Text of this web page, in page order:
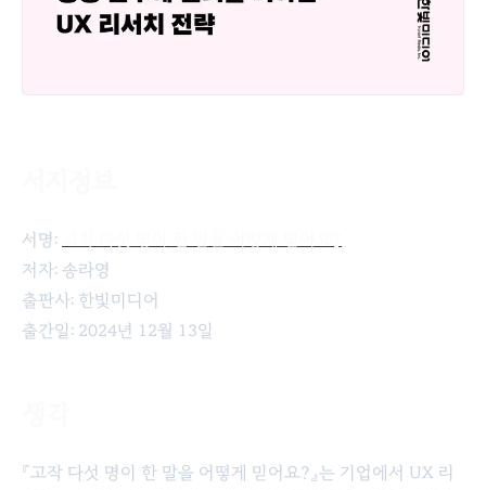
서명:
저자: 송라영
출판사: 한빛미디어
출간일: 2024년 12월 13일
『고작 다섯 명이 한 말을 어떻게 믿어요?』는 기업에서 UX 리